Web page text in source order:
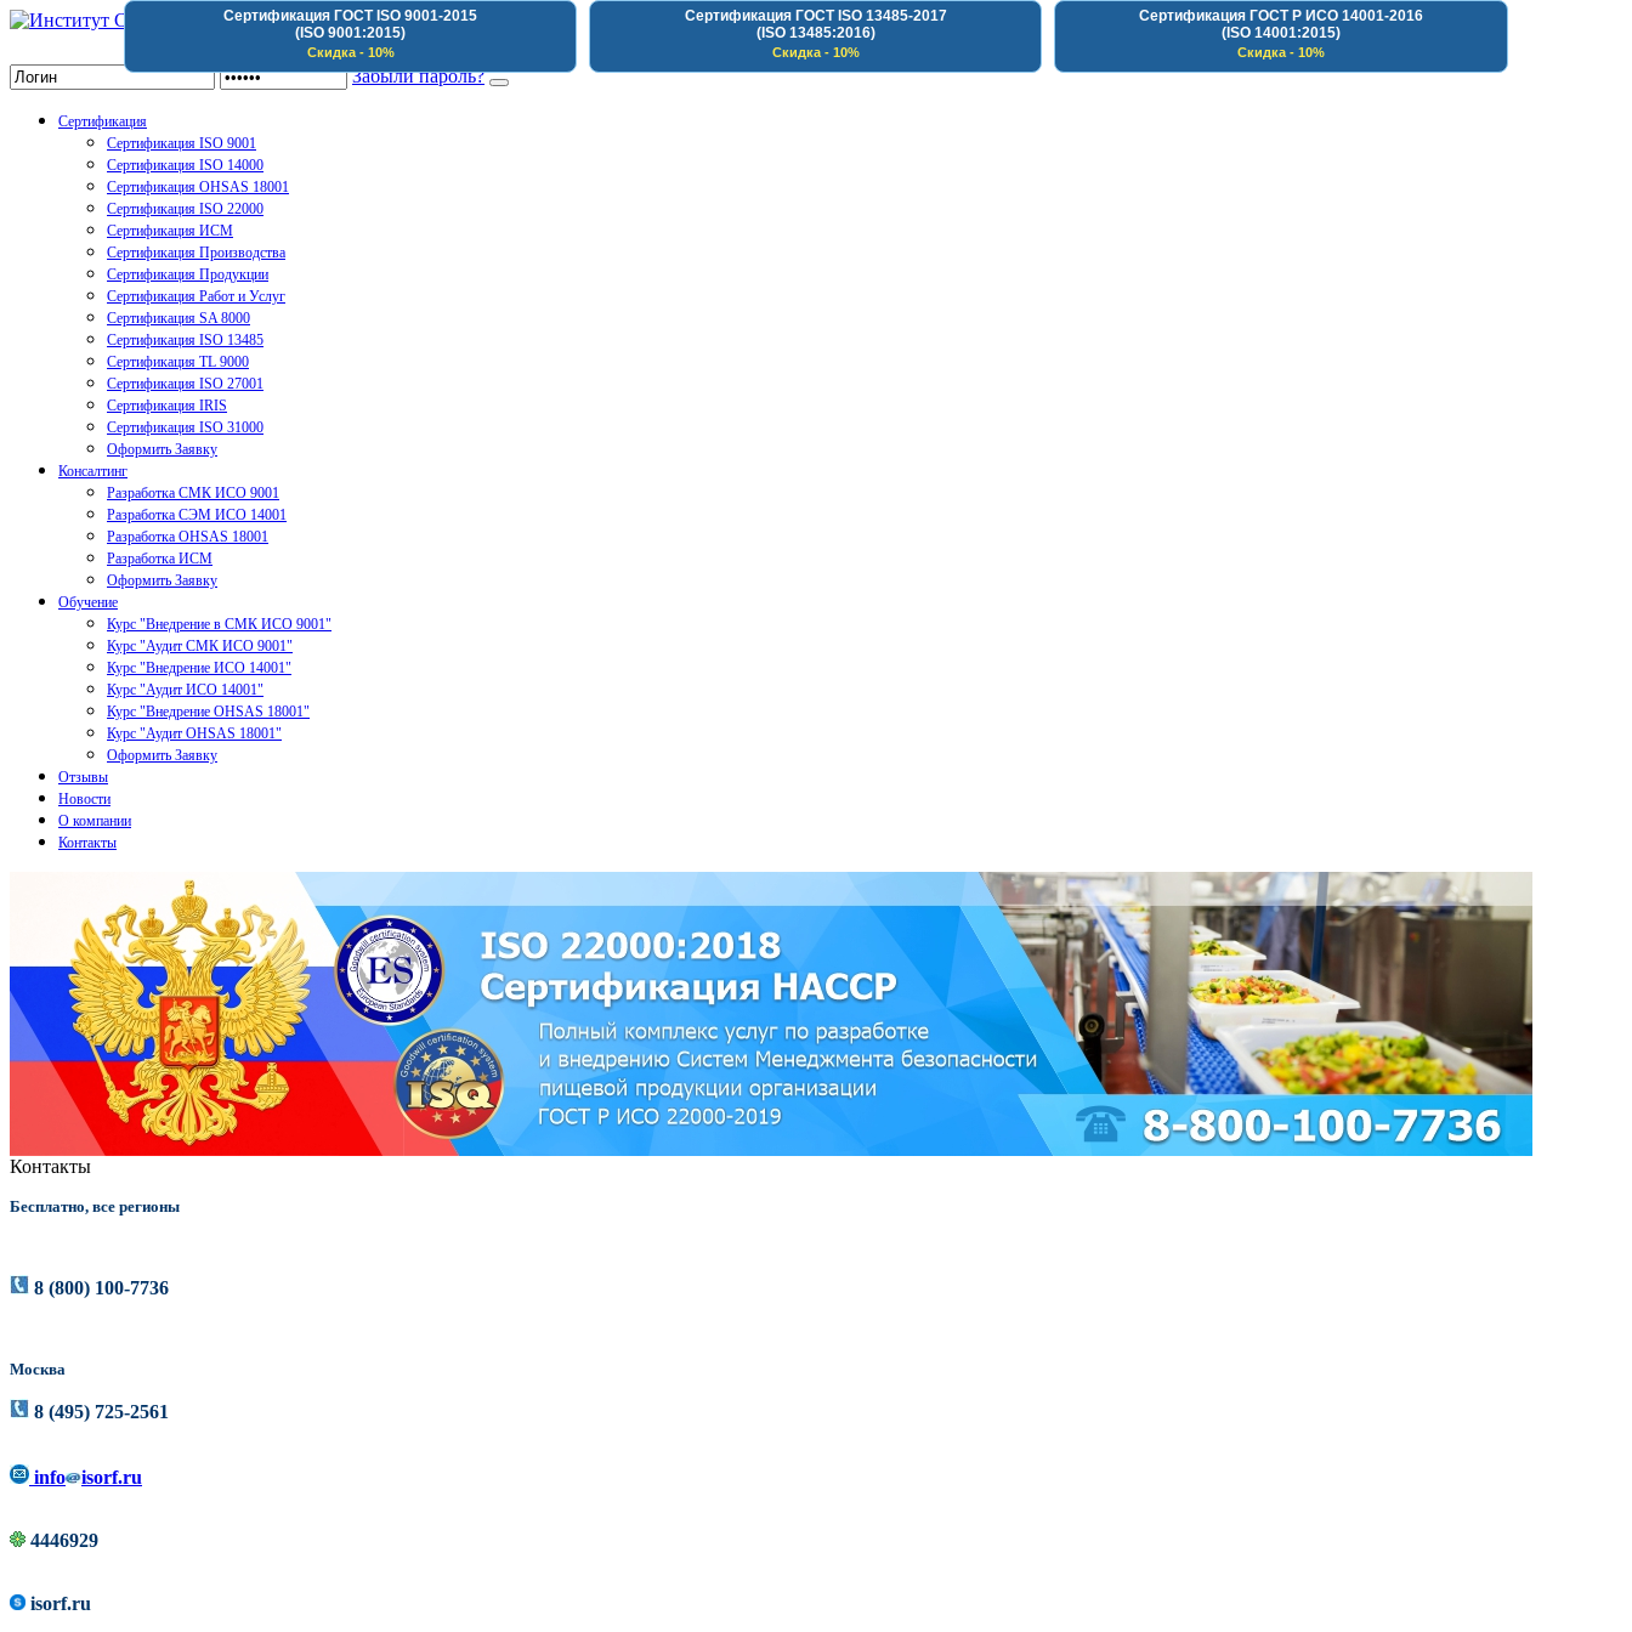
Сертификация ГОСТ ISO 9001-2015
(ISO 9001:2015)
Скидка - 10%
Сертификация ГОСТ ISO 13485-2017
(ISO 13485:2016)
Скидка - 10%
Сертификация ГОСТ Р ИСО 14001-2016
(ISO 14001:2015)
Скидка - 10%
Институт Сертификации Организаций
Забыли пароль?
Сертификация
Сертификация ISO 9001
Сертификация ISO 14000
Сертификация OHSAS 18001
Сертификация ISO 22000
Сертификация ИСМ
Сертификация Производства
Сертификация Продукции
Сертификация Работ и Услуг
Сертификация SA 8000
Сертификация ISO 13485
Сертификация TL 9000
Сертификация ISO 27001
Сертификация IRIS
Сертификация ISO 31000
Оформить Заявку
Консалтинг
Разработка СМК ИСО 9001
Разработка СЭМ ИСО 14001
Разработка OHSAS 18001
Разработка ИСМ
Оформить Заявку
Обучение
Курс "Внедрение в СМК ИСО 9001"
Курс "Аудит СМК ИСО 9001"
Курс "Внедрение ИСО 14001"
Курс "Аудит ИСО 14001"
Курс "Внедрение OHSAS 18001"
Курс "Аудит OHSAS 18001"
Оформить Заявку
Отзывы
Новости
О компании
Контакты
Контакты
Бесплатно, все регионы
8 (800) 100-7736
Москва
8 (495) 725-2561
info isorf.ru
4446929
isorf.ru